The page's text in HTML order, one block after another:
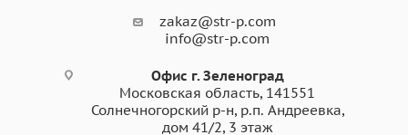
zakaz@str-p.com
info@str-p.com
Офис г. Зеленоград
Московская область, 141551
Солнечногорский р-н, р.п. Андреевка,
дом 41/2, 3 этаж